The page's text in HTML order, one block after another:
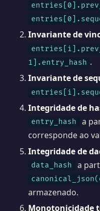
Invariante de
1].entry_hash .
Invariante de
Integridade de
entry_hash
a
corresponde ao
Integridade de
data_hash a
armazenado.
Monotonicidade